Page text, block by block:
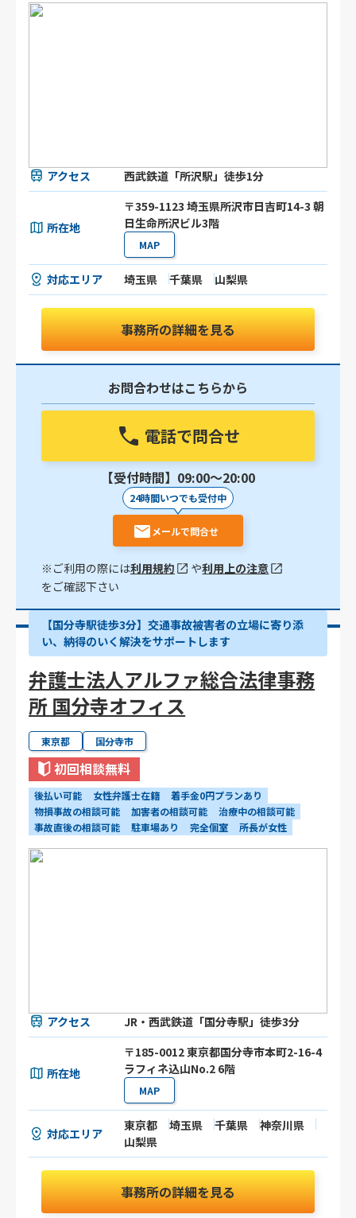
アクセス 西武鉄道「所沢駅」徒歩1分
所在地
〒359-1123 埼玉県所沢市日吉町14-3 朝
日生命所沢ビル3階
MAP
対応エリア 埼玉県 千葉県 山梨県
事務所の詳細を見る
お問合わせはこちらから
電話で問合せ
【受付時間】09:00〜20:00
24時間いつでも受付中
メールで問合せ
※ご利用の際には利用規約 や利用上の注意
をご確認下さい
【国分寺駅徒歩3分】交通事故被害者の立場に寄り添
い、納得のいく解決をサポートします
弁護士法人アルファ総合法律事務
所 国分寺オフィス
東京都 国分寺市
初回相談無料
後払い可能 女性弁護士在籍
着手金0円プランあり
物損事故の相談可能
加害者の相談可能
治療中の相談可能
事故直後の相談可能
駐車場あり 完全個室 所長が女性
アクセス JR・西武鉄道「国分寺駅」徒歩3分
所在地
〒185-0012 東京都国分寺市本町2-16-4
ラフィネ込山No.2 6階
MAP
対応エリア
東京都 埼玉県 千葉県
神奈川県
山梨県
事務所の詳細を見る